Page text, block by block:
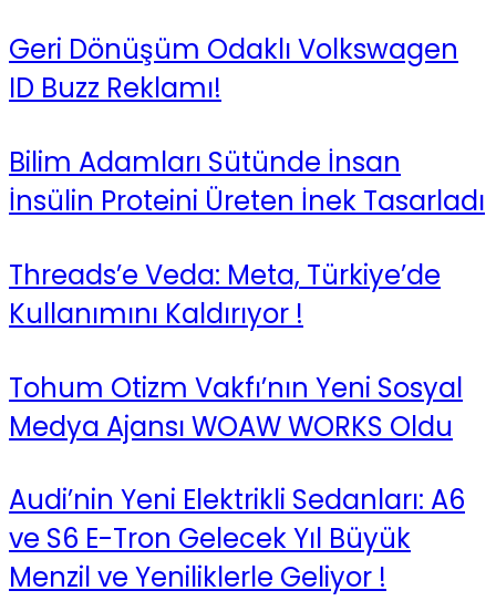
Geri Dönüşüm Odaklı Volkswagen
ID Buzz Reklamı!
Bilim Adamları Sütünde İnsan
İnsülin Proteini Üreten İnek Tasarladı
Threads’e Veda: Meta, Türkiye’de
Kullanımını Kaldırıyor !
Tohum Otizm Vakfı’nın Yeni Sosyal
Medya Ajansı WOAW WORKS Oldu
Audi’nin Yeni Elektrikli Sedanları: A6
ve S6 E-Tron Gelecek Yıl Büyük
Menzil ve Yeniliklerle Geliyor !